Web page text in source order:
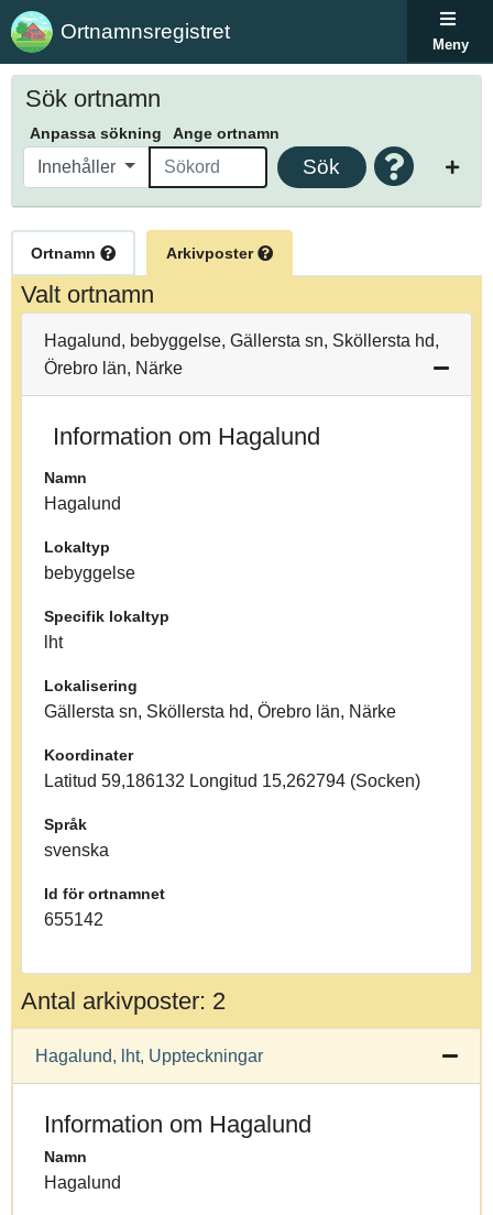
Ortnamnsregistret
Meny
Sök ortnamn
Anpassa sökning Ange ortnamn
Innehåller Sök
Ortnamn Arkivposter
Valt ortnamn
Hagalund, bebyggelse, Gällersta sn, Sköllersta hd,
Örebro län, Närke
Information om Hagalund
Namn
Hagalund
Lokaltyp
bebyggelse
Specifik lokaltyp
lht
Lokalisering
Gällersta sn, Sköllersta hd, Örebro län, Närke
Koordinater
Latitud 59,186132 Longitud 15,262794 (Socken)
Språk
svenska
Id för ortnamnet
655142
Antal arkivposter: 2
Hagalund, lht, Uppteckningar
Information om Hagalund
Namn
Hagalund